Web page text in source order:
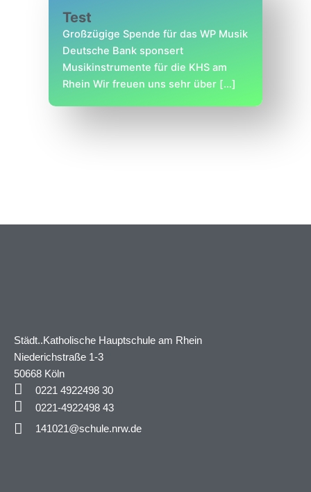
Test
Großzügige Spende für das WP Musik
Deutsche Bank sponsert
Musikinstrumente für die KHS am
Rhein Wir freuen uns sehr über […]
Städt..Katholische Hauptschule am Rhein
Niederichstraße 1-3
50668 Köln
0221 4922498 30
0221-4922498 43
141021@schule.nrw.de